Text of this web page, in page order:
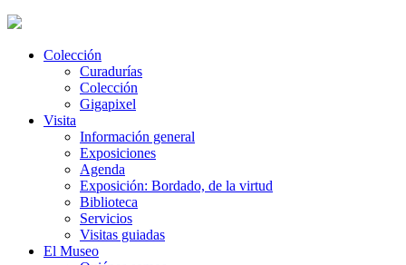
Colección
Curadurías
Colección
Gigapixel
Visita
Información general
Exposiciones
Agenda
Exposición: Bordado, de la virtud
Biblioteca
Servicios
Visitas guiadas
El Museo